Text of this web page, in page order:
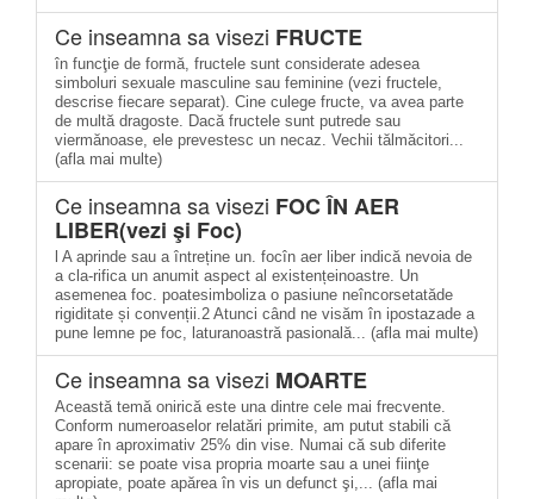
Ce inseamna sa visezi FRUCTE
în funcţie de formă, fructele sunt considerate adesea
simboluri sexuale masculine sau feminine (vezi fructele,
descrise fiecare separat). Cine culege fructe, va avea parte
de multă dragoste. Dacă fructele sunt putrede sau
viermănoase, ele prevestesc un necaz. Vechii tălmăcitori...
(afla mai multe)
Ce inseamna sa visezi FOC ÎN AER
LIBER(vezi şi Foc)
l A aprinde sau a întreține un. focîn aer liber indică nevoia de
a cla-rifica un anumit aspect al existențeinoastre. Un
asemenea foc. poatesimboliza o pasiune neîncorsetatăde
rigiditate și convenții.2 Atunci când ne visăm în ipostazade a
pune lemne pe foc, laturanoastră pasională... (afla mai multe)
Ce inseamna sa visezi MOARTE
Această temă onirică este una dintre cele mai frecvente.
Conform numeroaselor relatări primite, am putut stabili că
apare în aproximativ 25% din vise. Numai că sub diferite
scenarii: se poate visa propria moarte sau a unei fiinţe
apropiate, poate apărea în vis un defunct şi,... (afla mai